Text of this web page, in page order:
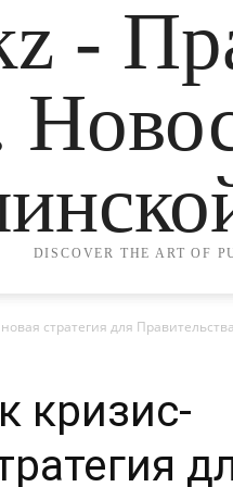
-
DISCOVER THE ART OF
стратегия для Правительства
кризис-